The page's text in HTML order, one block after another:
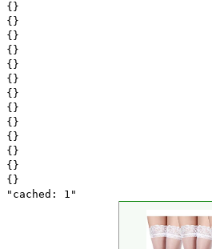
{}
{}
{}
{}
{}
{}
{}
{}
{}
{}
{}
{}
{}
"cached: 1"